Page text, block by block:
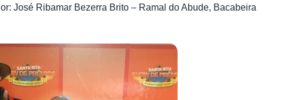
José Ribamar Bezerra Brito – Ramal do Abude, Bacabeira